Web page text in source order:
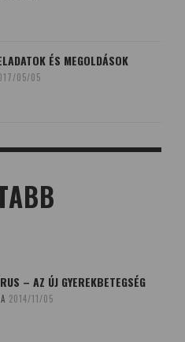
ÉS MEGOLDÁSOK
05/05
– AZ ÚJ GYEREKBETEGSÉG
2014/11/05